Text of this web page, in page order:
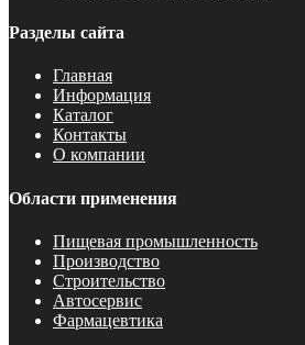
Разделы сайта
Главная
Информация
Каталог
Контакты
О компании
Области применения
Пищевая промышленность
Производство
Строительство
Автосервис
Фармацевтика